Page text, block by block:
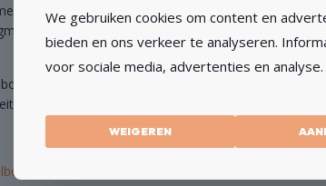
beweging te maken tijdens het boren,
afgevoerd en blijft het boorproces soepel
in keramische wand- en vloertegels en biedt
en prijs. Ideaal voor wie zelf aan de slag wil met
We gebruiken cookies om content en
bieden en ons verkeer te analyseren.
voor sociale media, advertenties en analyse.
WEIGEREN